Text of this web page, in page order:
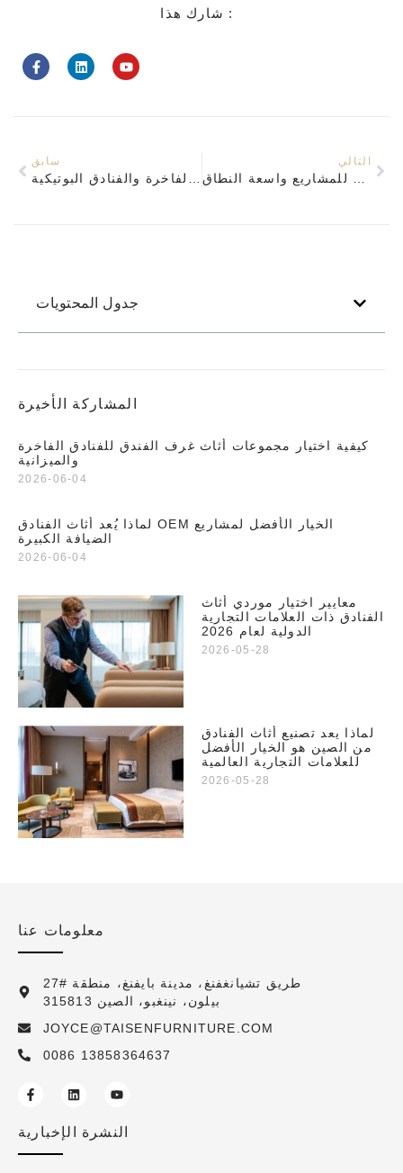
شارك هذا :
سابق
أهم فوائد أثاث الفنادق المصنوع حسب الطلب للفنادق الفاخرة والفنادق البوتيكية
التالي
كيفية اختيار شركة مصنعة موثوقة لأثاث الفنادق للمشاريع واسعة النطاق
جدول المحتويات
المشاركة الأخيرة
كيفية اختيار مجموعات أثاث غرف الفندق للفنادق الفاخرة
والميزانية
2026-06-04
لماذا يُعد أثاث الفنادق OEM الخيار الأفضل لمشاريع
الضيافة الكبيرة
2026-06-04
معايير اختيار موردي أثاث
الفنادق ذات العلامات التجارية
الدولية لعام 2026
2026-05-28
لماذا يعد تصنيع أثاث الفنادق
من الصين هو الخيار الأفضل
للعلامات التجارية العالمية
2026-05-28
معلومات عنا
27# طريق تشيانغفنغ، مدينة بايفنغ، منطقة
بيلون، نينغبو، الصين 315813
JOYCE@TAISENFURNITURE.COM
0086 13858364637
النشرة الإخبارية